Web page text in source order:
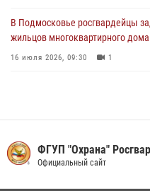
В Подмосковье росгвардейцы
жильцов многоквартирного
16 июля 2026, 09:30 1
13 июля 2026, 14:14 1
Росгвардейцы задержали
крупную сумму в Подмосковье
ФГУП "Охрана"
Официальный сайт